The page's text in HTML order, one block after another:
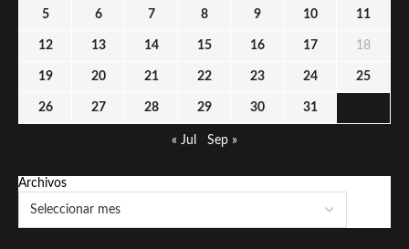
5 6 7 8 9 10 11
12 13 14 15 16 17 18
19 20 21 22 23 24 25
26 27 28 29 30 31
« Jul Sep »
Archivos